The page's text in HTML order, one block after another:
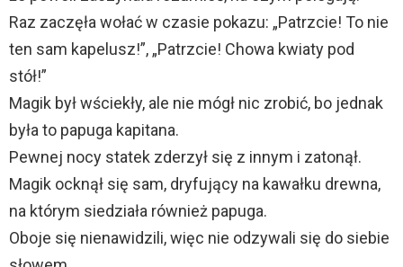
Raz zaczęła wołać w czasie pokazu: „Patrzcie! To nie
ten sam kapelusz!”, „Patrzcie! Chowa kwiaty pod
stół!”
Magik był wściekły, ale nie mógł nic zrobić, bo jednak
była to papuga kapitana.
Pewnej nocy statek zderzył się z innym i zatonął.
Magik ocknął się sam, dryfujący na kawałku drewna,
na którym siedziała również papuga.
Oboje się nienawidzili, więc nie odzywali się do siebie